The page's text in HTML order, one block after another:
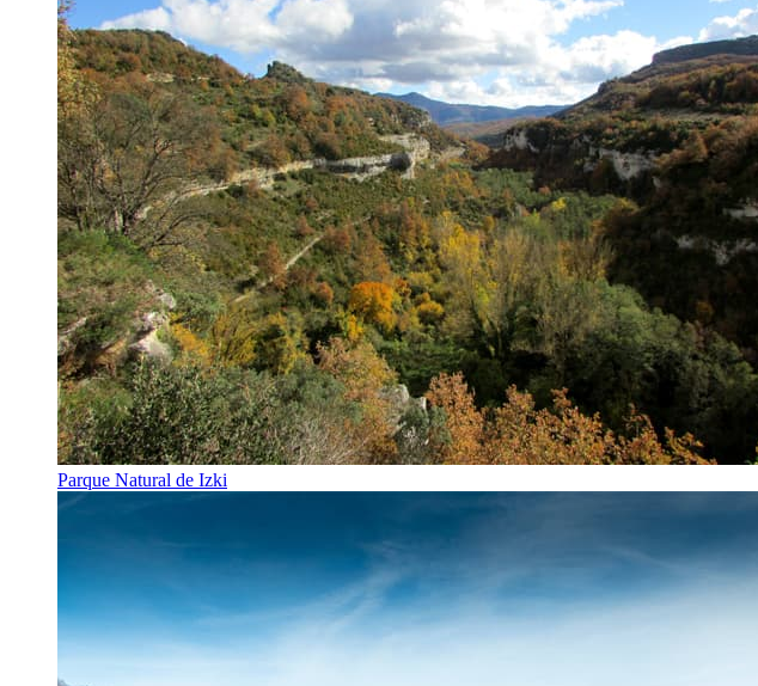
Parque Natural de Izki